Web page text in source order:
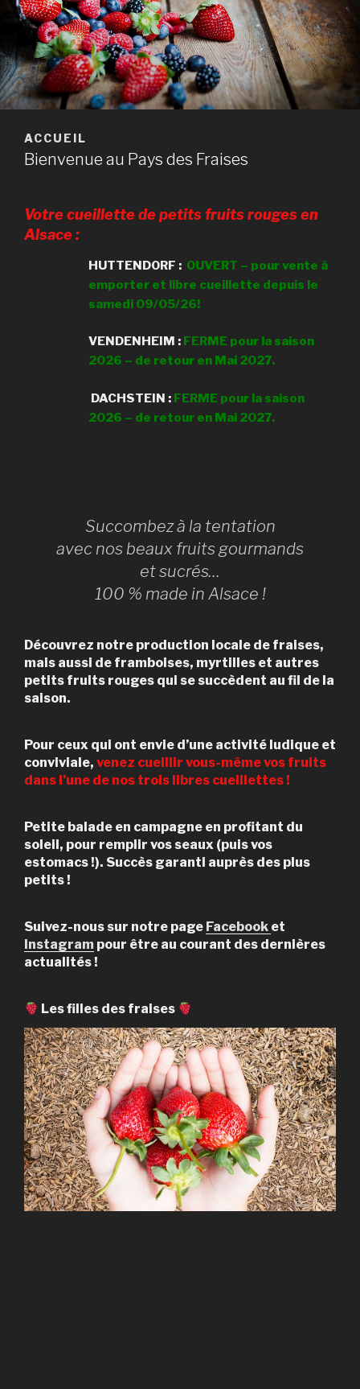
ACCUEIL
Bienvenue au Pays des Fraises
Votre cueillette de petits fruits rouges en
Alsace :
HUTTENDORF : OUVERT – pour vente à
emporter et libre cueillette depuis le
samedi 09/05/26!
VENDENHEIM : FERME pour la saison
2026 – de retour en Mai 2027.
DACHSTEIN : FERME pour la saison
2026 – de retour en Mai 2027.
Succombez à la tentation
avec nos beaux fruits gourmands
et sucrés…
100 % made in Alsace !
Découvrez notre production locale de fraises,
mais aussi de framboises, myrtilles et autres
petits fruits rouges qui se succèdent au fil de la
saison.
Pour ceux qui ont envie d’une activité ludique et
conviviale, venez cueillir vous-même vos fruits
dans l’une de nos trois libres cueillettes !
Petite balade en campagne en profitant du
soleil, pour remplir vos seaux (puis vos
estomacs !). Succès garanti auprès des plus
petits !
Suivez-nous sur notre page Facebook et
Instagram pour être au courant des dernières
actualités !
Les filles des fraises